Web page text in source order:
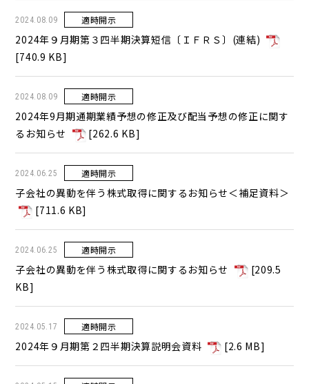
2024.08.09 適時開示
2024年９月期第３四半期決算短信〔ＩＦＲＳ〕(連結)
[740.9 KB]
2024.08.09 適時開示
2024年9月期通期業績予想の修正及び配当予想の修正に関す
るお知らせ
[262.6 KB]
2024.06.25 適時開示
子会社の異動を伴う株式取得に関するお知らせ＜補足資料＞
[711.6 KB]
2024.06.25 適時開示
子会社の異動を伴う株式取得に関するお知らせ [209.5
KB]
2024.05.17 適時開示
2024年９月期第２四半期決算説明会資料 [2.6 MB]